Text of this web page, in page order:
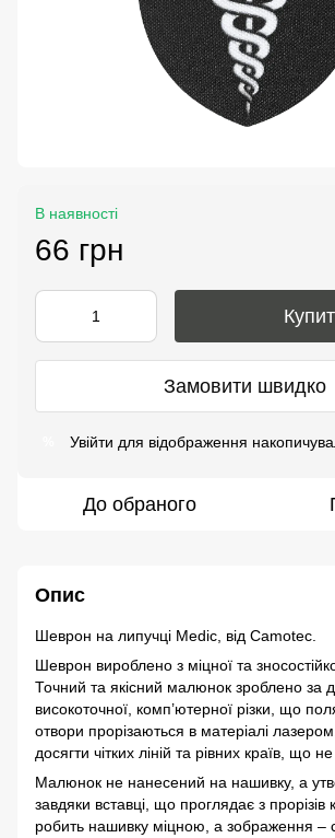
В наявності
66 грн
Замовити швидко
Увійти для відображення
До обраного
Опис
Шеврон на липучці Medic, від Camotec.
Шеврон вироблено з міцної та
Точний та якісний малюнок зроблено за
високоточної, комп’ютерної різки, що
отвори прорізаються в матеріалі
досягти чітких ліній та рівних країв, що не
Малюнок не нанесений на нашивку, а
завдяки вставці, що проглядає з
робить нашивку міцною, а зображення –